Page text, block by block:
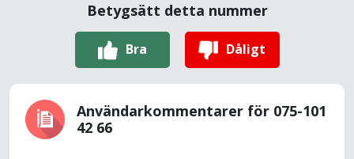
Betygsätt detta nummer
Bra Dåligt
Användarkommentarer för 075-101
42 66